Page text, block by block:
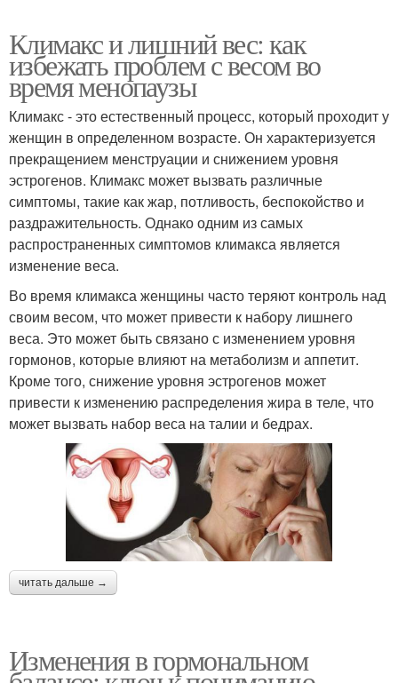
Климакс и лишний вес: как
избежать проблем с весом во
время менопаузы
Климакс - это естественный процесс, который проходит у
женщин в определенном возрасте. Он характеризуется
прекращением менструации и снижением уровня
эстрогенов. Климакс может вызвать различные
симптомы, такие как жар, потливость, беспокойство и
раздражительность. Однако одним из самых
распространенных симптомов климакса является
изменение веса.
Во время климакса женщины часто теряют контроль над
своим весом, что может привести к набору лишнего
веса. Это может быть связано с изменением уровня
гормонов, которые влияют на метаболизм и аппетит.
Кроме того, снижение уровня эстрогенов может
привести к изменению распределения жира в теле, что
может вызвать набор веса на талии и бедрах.
читать дальше →
Изменения в гормональном